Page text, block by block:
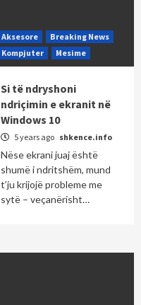
Aksesore
Breaking News
Kompjuter
Mesime
Si të ndryshoni
ndriçimin e ekranit në
Windows 10
5 years ago shkence.info
Nëse ekrani juaj është
shumë i ndritshëm, mund
t’ju ​​krijojë probleme me
sytë – veçanërisht…